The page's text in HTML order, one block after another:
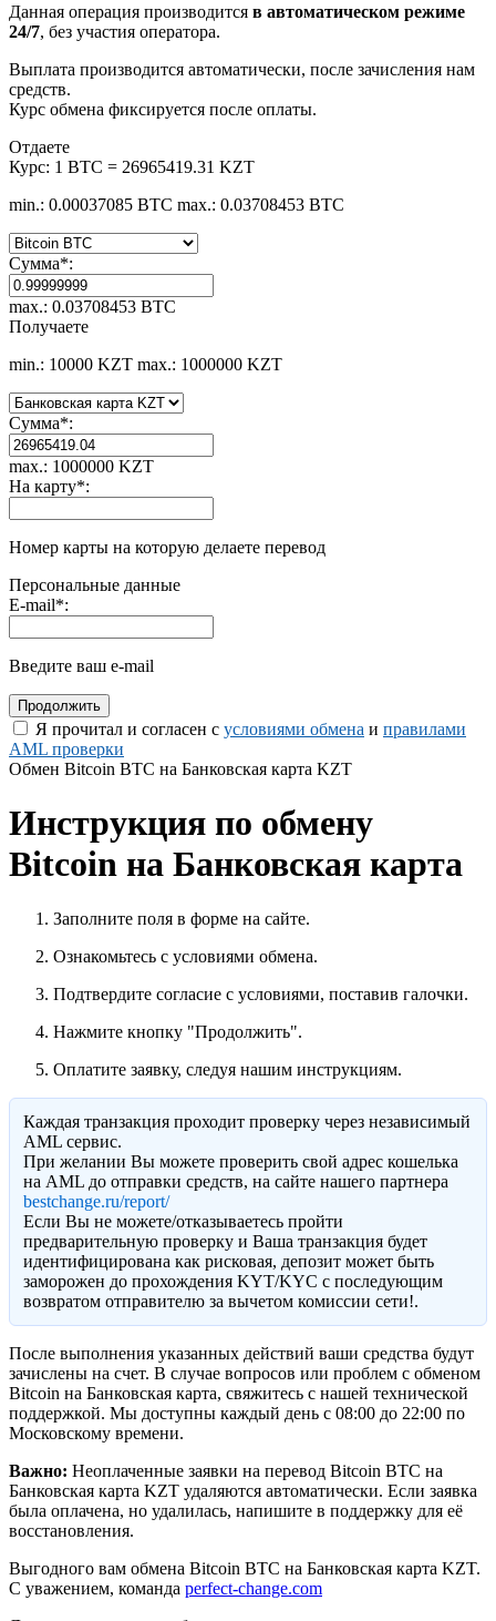
Данная операция производится в автоматическом режиме
24/7, без участия оператора.
Выплата производится автоматически, после зачисления нам
средств.
Курс обмена фиксируется после оплаты.
Отдаете
Курс: 1 BTC = 26965419.31 KZT
min.: 0.00037085 BTC max.: 0.03708453 BTC
Сумма*:
max.: 0.03708453 BTC
Получаете
min.: 10000 KZT max.: 1000000 KZT
Сумма*:
max.: 1000000 KZT
На карту*:
Номер карты на которую делаете перевод
Персональные данные
E-mail*:
Введите ваш e-mail
Я прочитал и согласен с условиями обмена и правилами
AML проверки
Обмен Bitcoin BTC на Банковская карта KZT
Инструкция по обмену
Bitcoin на Банковская карта
Заполните поля в форме на сайте.
Ознакомьтесь с условиями обмена.
Подтвердите согласие с условиями, поставив галочки.
Нажмите кнопку "Продолжить".
Оплатите заявку, следуя нашим инструкциям.
Каждая транзакция проходит проверку через независимый
AML сервис.
При желании Вы можете проверить свой адрес кошелька
на AML до отправки средств, на сайте нашего партнера
bestchange.ru/report/
Eсли Вы не можете/отказываетесь пройти
предварительную проверку и Ваша транзакция будет
идентифицирована как рисковая, депозит может быть
заморожен до прохождения KYT/KYC с последующим
возвратом отправителю за вычетом комиссии сети!.
После выполнения указанных действий ваши средства будут
зачислены на счет. В случае вопросов или проблем с обменом
Bitcoin на Банковская карта, свяжитесь с нашей технической
поддержкой. Мы доступны каждый день с 08:00 до 22:00 по
Московскому времени.
Важно: Неоплаченные заявки на перевод Bitcoin BTC на
Банковская карта KZT удаляются автоматически. Если заявка
была оплачена, но удалилась, напишите в поддержку для её
восстановления.
Выгодного вам обмена Bitcoin BTC на Банковская карта KZT.
С уважением, команда perfect-change.com